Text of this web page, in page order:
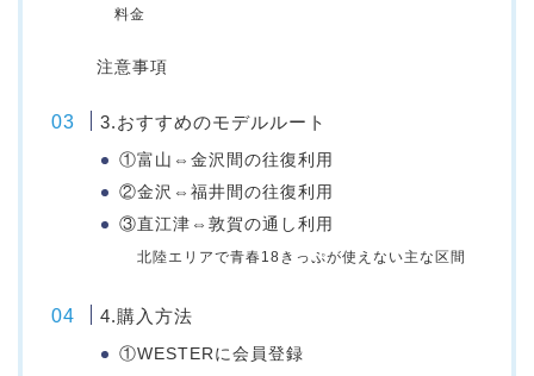
料金
注意事項
3.おすすめのモデルルート
①富山⇔金沢間の往復利用
②金沢⇔福井間の往復利用
③直江津⇔敦賀の通し利用
北陸エリアで青春18きっぷが使えない主な区間
4.購入方法
①WESTERに会員登録